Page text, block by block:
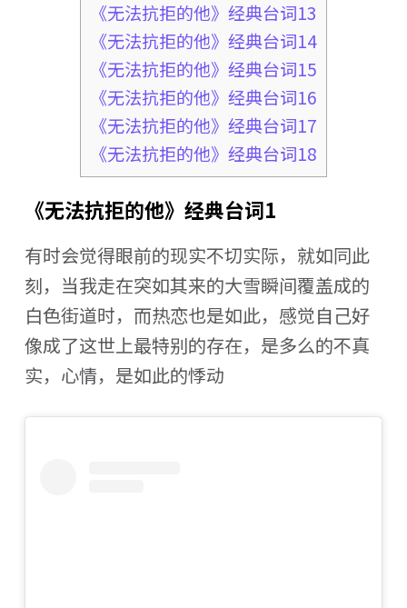
《无法抗拒的他》经典台词13
《无法抗拒的他》经典台词14
《无法抗拒的他》经典台词15
《无法抗拒的他》经典台词16
《无法抗拒的他》经典台词17
《无法抗拒的他》经典台词18
《无法抗拒的他》经典台词1
有时会觉得眼前的现实不切实际，就如同此
刻，当我走在突如其来的大雪瞬间覆盖成的
白色街道时，而热恋也是如此，感觉自己好
像成了这世上最特别的存在，是多么的不真
实，心情，是如此的悸动